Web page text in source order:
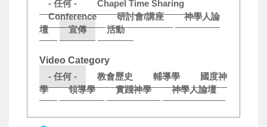
- 任何 -
Chapel Time Sharing
Conference
研討會/講座
神學人論
壇
宣傳 活動
Video Category
- 任何 -
教會歷史 輔導學
國度神
學
領導學 實踐神學 神學人論壇